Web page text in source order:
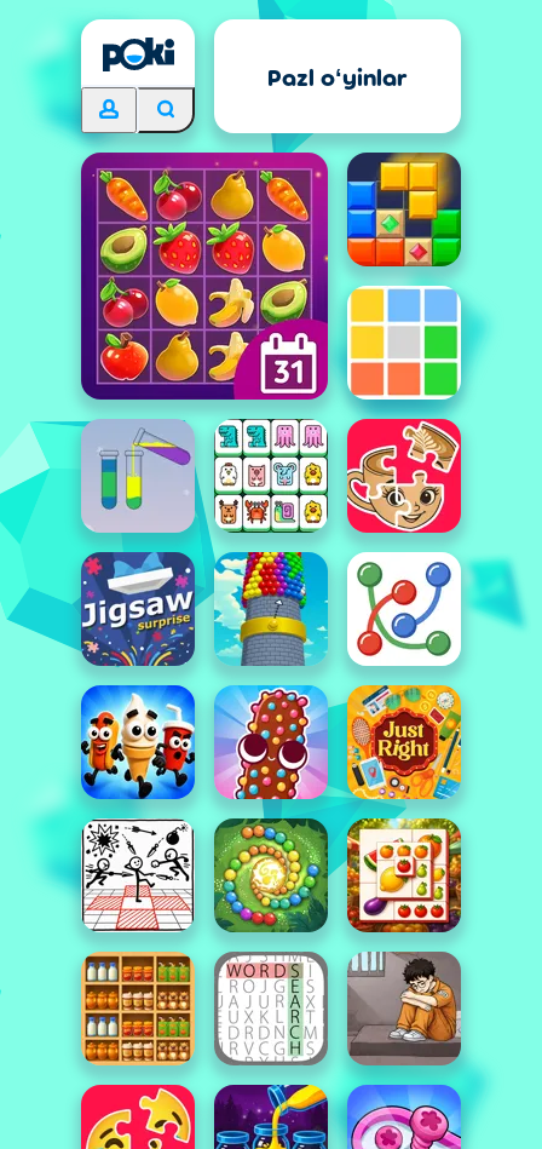
Pazl oʻyinlar